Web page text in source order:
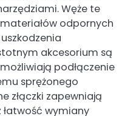
Węże te
odpornych
akcesorium są
podłączenie
sprężonego
złączki zapewniają
łatwość wymiany